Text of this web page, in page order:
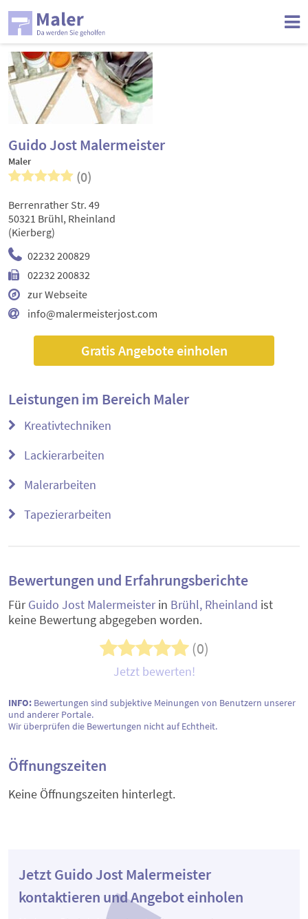
Guido Jost Malermeister
Maler
(0)
02232 200829
02232 200832
zur Webseite
info@malermeisterjost.com
Berrenrather Str. 49
50321 Brühl, Rheinland
(Kierberg)
Gratis Angebote einholen
Leistungen im Bereich Maler
Kreativtechniken
Lackierarbeiten
Malerarbeiten
Tapezierarbeiten
Bewertungen und Erfahrungsberichte
FürGuido Jost Malermeisterin Brühl, Rheinland ist
keine Bewertung abgegeben worden.
(0)
Jetzt bewerten!
INFO: Bewertungen sind subjektive Meinungen von Benutzern unserer
und anderer Portale.
Wir überprüfen die Bewertungen nicht auf Echtheit.
Öffnungszeiten
Keine Öffnungszeiten hinterlegt.
Jetzt Guido Jost Malermeister
kontaktieren und Angebot einholen